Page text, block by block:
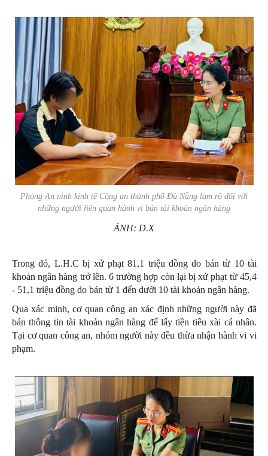
Phòng An ninh kinh tế Công an thành phố Đà Nẵng làm rõ đối với
những người liên quan hành vi bán tài khoản ngân hàng
ẢNH: Đ.X
Trong đó, L.H.C bị xử phạt 81,1 triệu đồng do bán từ 10 tài
khoản ngân hàng trở lên. 6 trường hợp còn lại bị xử phạt từ 45,4
- 51,1 triệu đồng do bán từ 1 đến dưới 10 tài khoản ngân hàng.
Qua xác minh, cơ quan công an xác định những người này đã
bán thông tin tài khoản ngân hàng để lấy tiền tiêu xài cá nhân.
Tại cơ quan công an, nhóm người này đều thừa nhận hành vi vi
phạm.